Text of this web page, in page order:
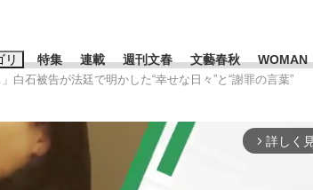
リ 特集 連載 週刊文春 文藝春秋 WOMAN
ードタグ一覧
石被告が法廷で明かした“幸せな日々”と“謝罪の言葉”
arrow_forward_ios 詳しく